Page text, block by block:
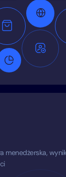
menedżerska,